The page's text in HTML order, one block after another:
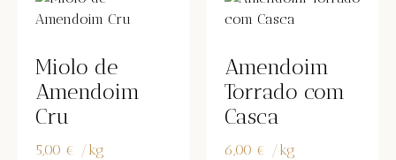
Miolo de
Amendoim
Cru
5,00 € /kg
Amendoim
Torrado com
Casca
6,00 € /kg